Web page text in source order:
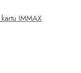
IMMAX